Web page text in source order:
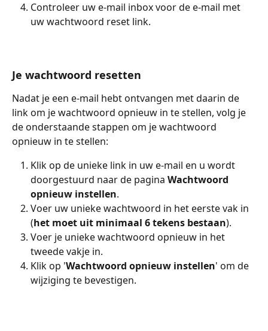
Controleer uw e-mail inbox voor de e-mail met
uw wachtwoord reset link.
Je wachtwoord resetten
Nadat je een e-mail hebt ontvangen met daarin de
link om je wachtwoord opnieuw in te stellen, volg je
de onderstaande stappen om je wachtwoord
opnieuw in te stellen:
Klik op de unieke link in uw e-mail en u wordt
doorgestuurd naar de pagina Wachtwoord
opnieuw instellen.
Voer uw unieke wachtwoord in het eerste vak in
(het moet uit minimaal 6 tekens bestaan).
Voer je unieke wachtwoord opnieuw in het
tweede vakje in.
Klik op 'Wachtwoord opnieuw instellen' om de
wijziging te bevestigen.